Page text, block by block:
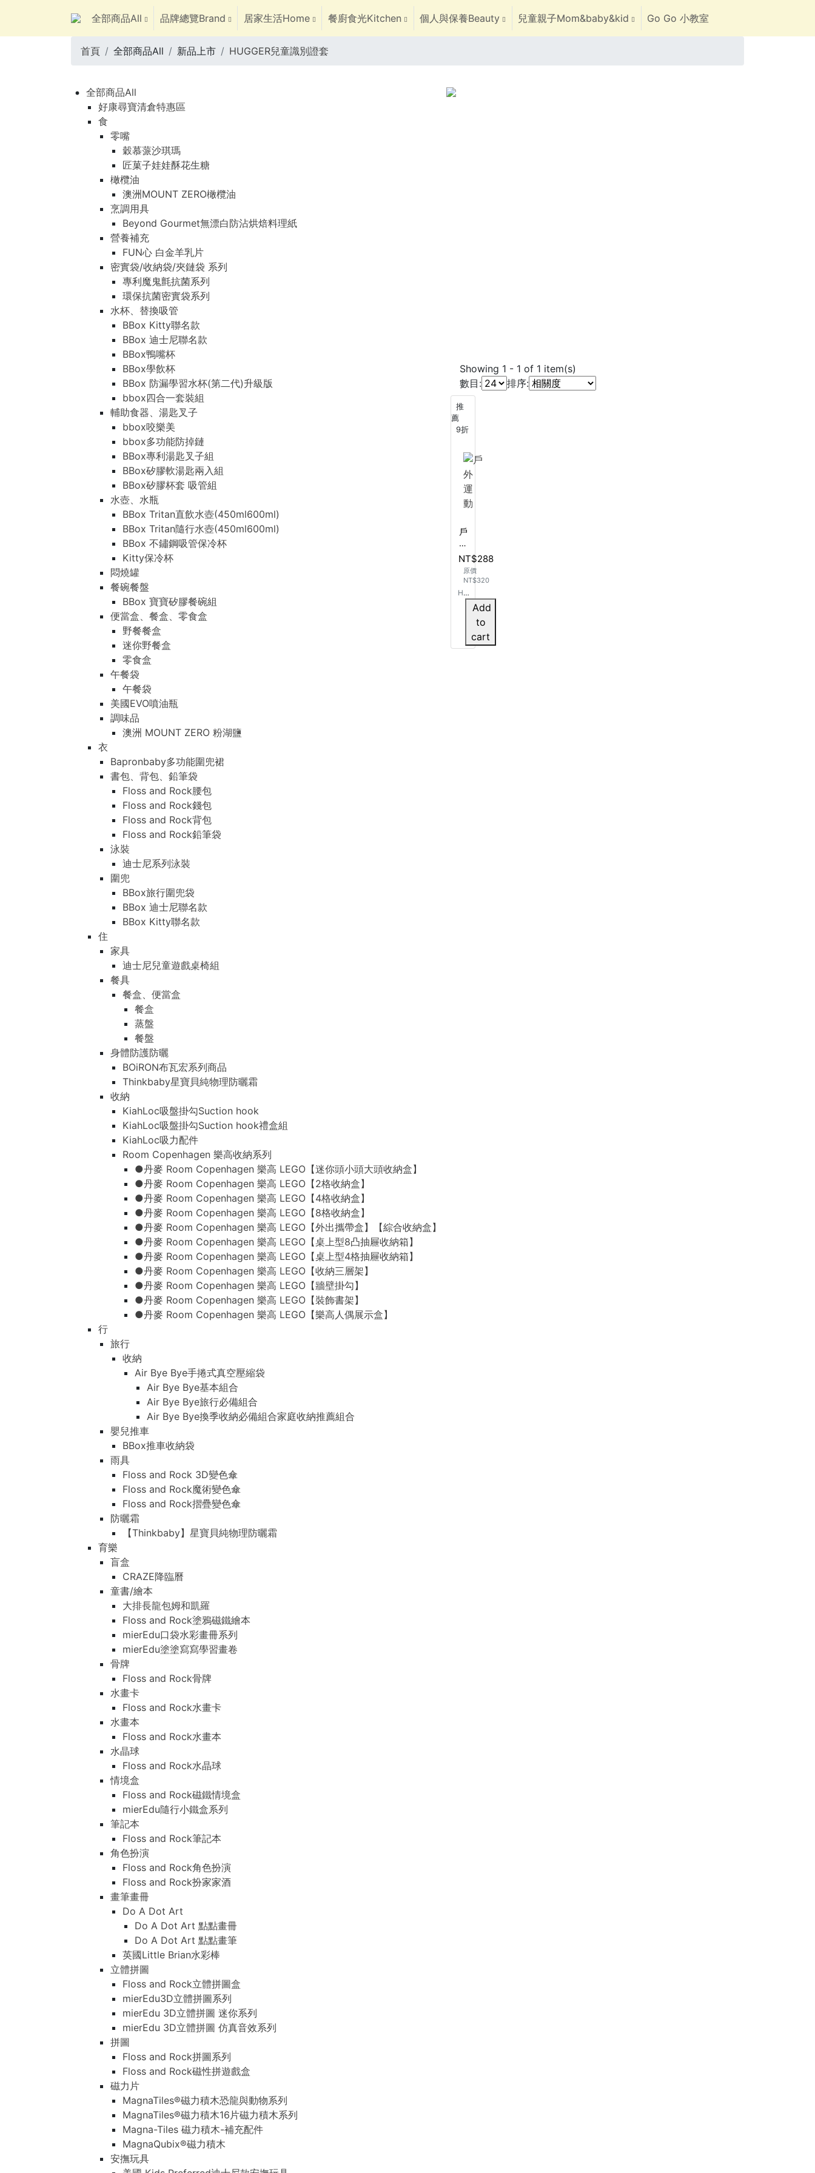
全部商品All 品牌總覽Brand 居家生活Home 餐廚食光Kitchen 個人與保養Beauty 兒童親子Mom&baby&kid Go Go 小教室
首頁 全部商品All 新品上市 HUGGER兒童識別證套
全部商品All
好康尋寶清倉特惠區
食
零嘴
穀慕蒎沙琪瑪
匠菓子娃娃酥花生糖
橄欖油
澳洲MOUNT ZERO橄欖油
烹調用具
Beyond Gourmet無漂白防沾烘焙料理紙
營養補充
FUN心 白金羊乳片
密實袋/收納袋/夾鏈袋 系列
專利魔鬼氈抗菌系列
環保抗菌密實袋系列
水杯、替換吸管
BBox Kitty聯名款
BBox 迪士尼聯名款
BBox鴨嘴杯
BBox學飲杯
BBox 防漏學習水杯(第二代)升級版
bbox四合一套裝組
輔助食器、湯匙叉子
bbox咬樂美
bbox多功能防掉鏈
BBox專利湯匙叉子組
BBox矽膠軟湯匙兩入組
BBox矽膠杯套 吸管組
水壺、水瓶
BBox Tritan直飲水壺(450ml600ml)
BBox Tritan隨行水壺(450ml600ml)
BBox 不鏽鋼吸管保冷杯
Kitty保冷杯
悶燒罐
餐碗餐盤
BBox 寶寶矽膠餐碗組
便當盒、餐盒、零食盒
野餐餐盒
迷你野餐盒
零食盒
午餐袋
午餐袋
美國EVO噴油瓶
調味品
澳洲 MOUNT ZERO 粉湖鹽
衣
Bapronbaby多功能圍兜裙
書包、背包、鉛筆袋
Floss and Rock腰包
Floss and Rock錢包
Floss and Rock背包
Floss and Rock鉛筆袋
泳裝
迪士尼系列泳裝
圍兜
BBox旅行圍兜袋
BBox 迪士尼聯名款
BBox Kitty聯名款
住
家具
迪士尼兒童遊戲桌椅組
餐具
餐盒、便當盒
餐盒
蒸盤
餐盤
身體防護防曬
BOiRON布瓦宏系列商品
Thinkbaby星寶貝純物理防曬霜
收納
KiahLoc吸盤掛勾Suction hook
KiahLoc吸盤掛勾Suction hook禮盒組
KiahLoc吸力配件
Room Copenhagen 樂高收納系列
●丹麥 Room Copenhagen 樂高 LEGO【迷你頭小頭大頭收納盒】
●丹麥 Room Copenhagen 樂高 LEGO【2格收納盒】
●丹麥 Room Copenhagen 樂高 LEGO【4格收納盒】
●丹麥 Room Copenhagen 樂高 LEGO【8格收納盒】
●丹麥 Room Copenhagen 樂高 LEGO【外出攜帶盒】【綜合收納盒】
●丹麥 Room Copenhagen 樂高 LEGO【桌上型8凸抽屜收納箱】
●丹麥 Room Copenhagen 樂高 LEGO【桌上型4格抽屜收納箱】
●丹麥 Room Copenhagen 樂高 LEGO【收納三層架】
●丹麥 Room Copenhagen 樂高 LEGO【牆壁掛勾】
●丹麥 Room Copenhagen 樂高 LEGO【裝飾書架】
●丹麥 Room Copenhagen 樂高 LEGO【樂高人偶展示盒】
行
旅行
收納
Air Bye Bye手捲式真空壓縮袋
Air Bye Bye基本組合
Air Bye Bye旅行必備組合
Air Bye Bye換季收納必備組合家庭收納推薦組合
嬰兒推車
BBox推車收納袋
雨具
Floss and Rock 3D變色傘
Floss and Rock魔術變色傘
Floss and Rock摺疊變色傘
防曬霜
【Thinkbaby】星寶貝純物理防曬霜
育樂
盲盒
CRAZE降臨曆
童書/繪本
大排長龍包姆和凱羅
Floss and Rock塗鴉磁鐵繪本
mierEdu口袋水彩畫冊系列
mierEdu塗塗寫寫學習畫卷
骨牌
Floss and Rock骨牌
水畫卡
Floss and Rock水畫卡
水畫本
Floss and Rock水畫本
水晶球
Floss and Rock水晶球
情境盒
Floss and Rock磁鐵情境盒
mierEdu隨行小鐵盒系列
筆記本
Floss and Rock筆記本
角色扮演
Floss and Rock角色扮演
Floss and Rock扮家家酒
畫筆畫冊
Do A Dot Art
Do A Dot Art 點點畫冊
Do A Dot Art 點點畫筆
英國Little Brian水彩棒
立體拼圖
Floss and Rock立體拼圖盒
mierEdu3D立體拼圖系列
mierEdu 3D立體拼圖 迷你系列
mierEdu 3D立體拼圖 仿真音效系列
拼圖
Floss and Rock拼圖系列
Floss and Rock磁性拼遊戲盒
磁力片
MagnaTiles®磁力積木恐龍與動物系列
MagnaTiles®磁力積木16片磁力積木系列
Magna-Tiles 磁力積木-補充配件
MagnaQubix®磁力積木
安撫玩具
Showing 1 - 1 of 1 item(s)
數目:
排序:
推
薦
9折
戶
外
運
動
NT$288
原價
NT$320
HU
識
Add
to
cart